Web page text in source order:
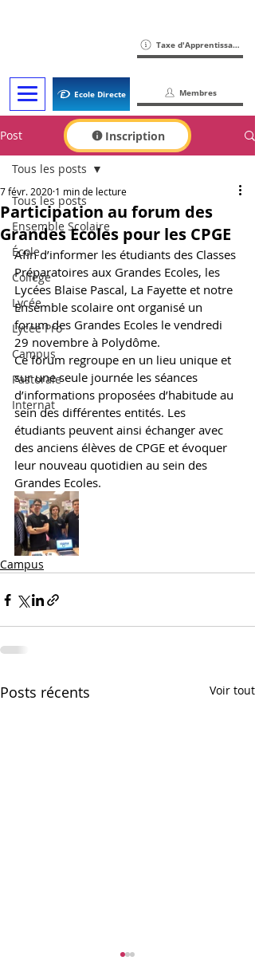
Ecole Directe
Taxe d'Apprentissage
Membres
Inscription
Post
Tous les posts
Ensemble Scolaire
École
Collège
Lycée
Lycée Pro
Campus
Pastorale
Internat
Tous les posts
Participation au forum des
Grandes Ecoles pour les CPGE
7 févr. 2020 1 min de lecture
Afin d’informer les étudiants des Classes
Préparatoires aux Grandes Ecoles, les
Lycées Blaise Pascal, La Fayette et notre
Ensemble scolaire ont organisé un
forum des Grandes Ecoles le vendredi
29 novembre à Polydôme.
Ce forum regroupe en un lieu unique et
sur une seule journée les séances
d’informations proposées d’habitude au
sein des différentes entités. Les
étudiants peuvent ainsi échanger avec
des anciens élèves de CPGE et évoquer
leur nouveau quotidien au sein des
Grandes Ecoles.
Campus
Posts récents Voir tout